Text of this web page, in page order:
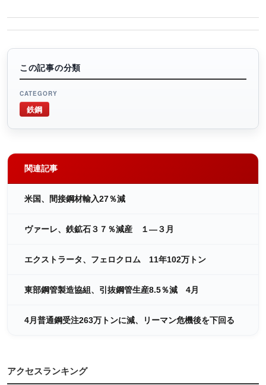
この記事の分類
CATEGORY
鉄鋼
関連記事
米国、間接鋼材輸入27％減
ヴァーレ、鉄鉱石３７％減産 １―３月
エクストラータ、フェロクロム 11年102万トン
東部鋼管製造協組、引抜鋼管生産8.5％減 4月
4月普通鋼受注263万トンに減、リーマン危機後を下回る
アクセスランキング